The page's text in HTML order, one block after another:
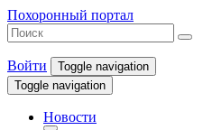
Похоронный портал
Войти
Toggle navigation
Toggle navigation
Новости